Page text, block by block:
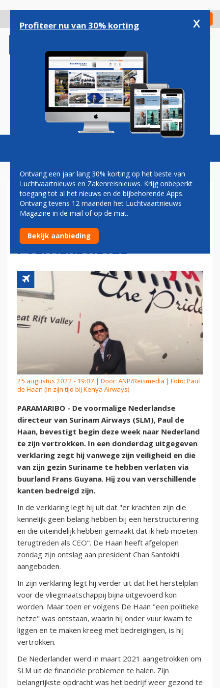
gaan
Check in
Magazine Podcasts Vacatures
SLM-DIRECTEUR DE HAAN
UIT SURINAME GEVLUCHT
'VANWEGE BEDREIGINGEN EN
POLITIEKE HETZE'
25 augustus 2022 - 19:07 | Door: ANP/Reismedia | Foto: Paul
de Haan (in zijn tijd bij Kenya Airways)
PARAMARIBO - De voormalige Nederlandse
directeur van Surinam Airways (SLM), Paul de
Haan, bevestigt begin deze week naar Nederland
te zijn vertrokken. In een donderdag uitgegeven
verklaring zegt hij vanwege zijn veiligheid en die
van zijn gezin Suriname te hebben verlaten via
buurland Frans Guyana. Hij zou van verschillende
kanten bedreigd zijn.
In de verklaring legt hij uit dat "er krachten zijn die
kennelijk geen belang hebben bij een herstructurering
en die uiteindelijk hebben gemaakt dat ik heb moeten
terugtreden als CEO". De Haan heeft afgelopen
zondag zijn ontslag aan president Chan Santokhi
aangeboden.
In zijn verklaring legt hij verder uit dat het herstelplan
voor de vliegmaatschappij bijna uitgevoerd kon
worden. Maar toen er volgens De Haan "een politieke
hetze" was ontstaan, waarin hij onder vuur kwam te
liggen en te maken kreeg met bedreigingen, is hij
vertrokken.
De Nederlander werd in maart 2021 aangetrokken om
SLM uit de financiële problemen te halen. Zijn
belangrijkste opdracht was het bedrijf weer gezond te
Profiteer nu van 30% korting x
Ontvang een jaar lang 30% korting op het beste van
Luchtvaartnieuws en Zakenreisnieuws. Krijg onbeperkt
toegang tot al het nieuws en de bijbehorende Apps.
Ontvang tevens 12 maanden het Luchtvaartnieuws
Magazine in de mail of op de mat.
Bekijk aanbieding